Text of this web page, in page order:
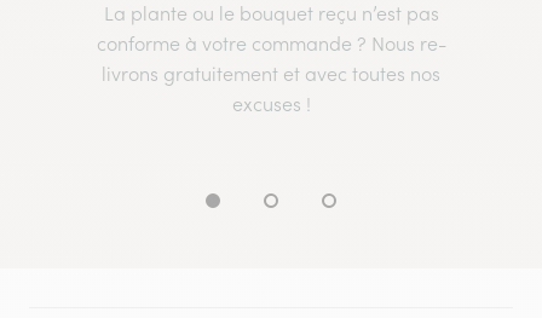
La plante ou le bouquet reçu n’est pas
conforme à votre commande ? Nous re-
livrons gratuitement et avec toutes nos
excuses !